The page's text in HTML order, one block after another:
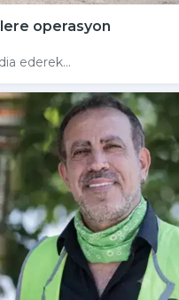
operasyon
ederek...